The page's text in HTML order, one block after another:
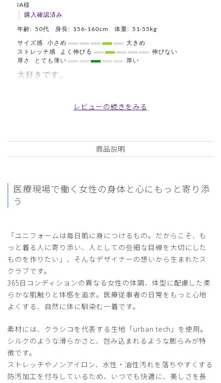
IA様
購入確認済み
年齢: 50代 身長: 156-160cm 体重: 51-55kg
サイズ感
小さめ
大きめ
ストレッチ感
よく伸びる
伸びない
厚さ
とても薄い 厚い
大好きです。
回で４本目です。今回はLLサイズにしました。ゆったり 締
役に立った 0
ご購入者様
購入確認済み
2026-05-22
年齢: 20代
サイズ感
小さめ
大きめ
ストレッチ感 よく伸びる
伸びない
厚さとても薄い 厚い
欲しいです ポケットが履いてて太ももに当たる感覚がある
のはちょっと気になります
商品：
O14レディース:アーバンスムースフレアパンツ/
ネイビー/M
レビューの続きをみる
商品説明
医療現場で働く女性の身体と心にもっと寄り添
う
「ユニフォームは毎日肌に身につけるもの。だからこそ、も
っと着る人に寄り添い、人としての些細な目線を大切にした
ものを作りたい」、そんなデザイナーの想いから生まれたス
クラブです。
365日コンディションの異なる女性の体調、体型に配慮した柔
らかな肌触りと体感を追求。医療従事者の日常をもっと心地
よくする、自然に体に馴染む一着です。
素材には、クラシコを代表する生地「urban tech」を使用。
シルクのような滑らかさと、包み込まれるような膨らみが特
徴です。
ストレッチやノンアイロン、水性・油性汚れを落ちやすくする
防汚加工を付与しているため、いつでも快適に、美しさを長